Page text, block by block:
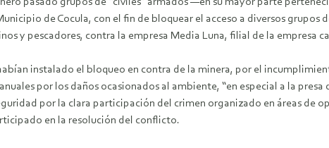
de Cocula, con el fin de bloquear el acceso a diversos grupos
y pescadores, contra la empresa Media Luna, filial de la empresa
instalado el bloqueo en contra de la minera, por el
por los daños ocasionados al ambiente, “en especial a la
por la clara participación del crimen organizado en áreas de
en la resolución del conflicto.